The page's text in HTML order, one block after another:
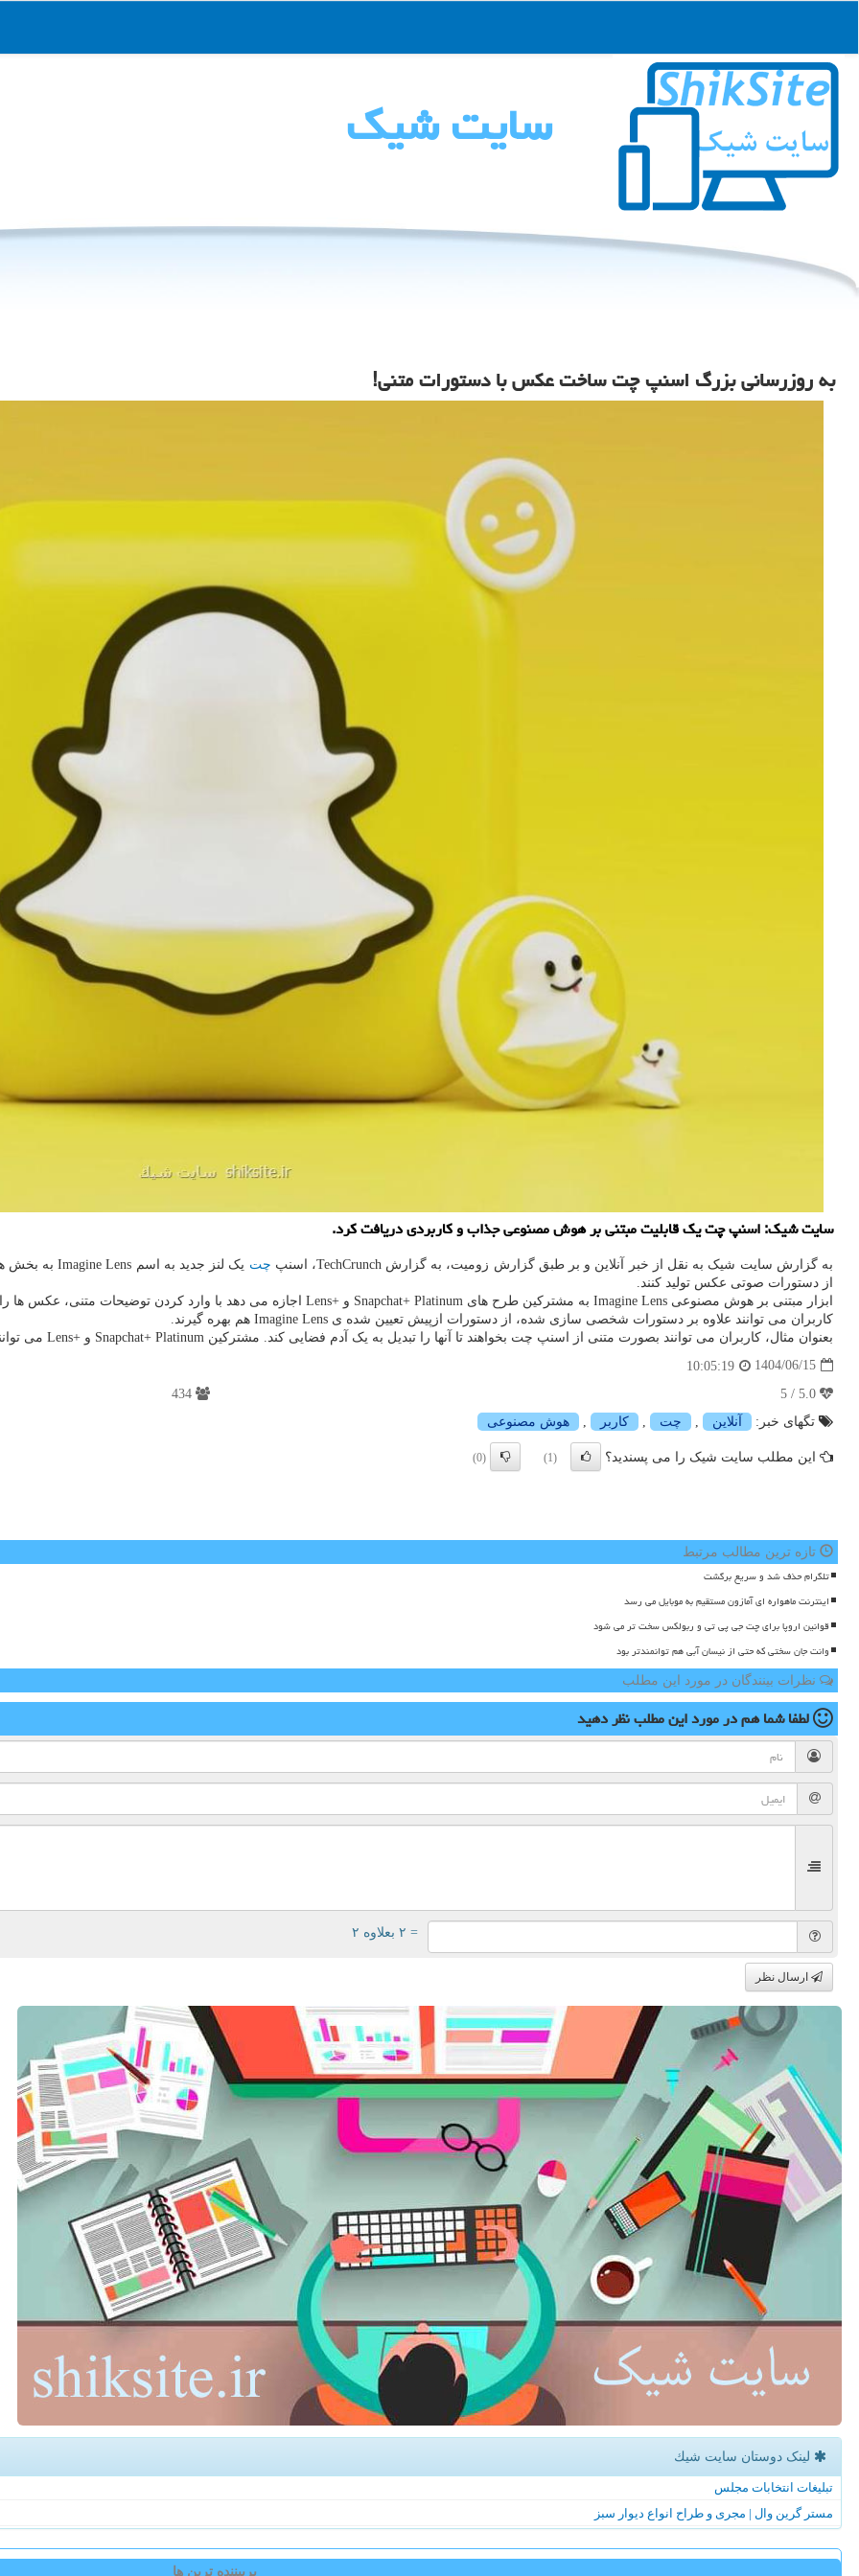
سایت شیك
به روزرسانی بزرگ اسنپ چت ساخت عکس با دستورات متنی!
سایت شیک: اسنپ چت یک قابلیت مبتنی بر هوش مصنوعی جذاب و کاربردی دریافت کرد.
به گزارش سایت شیک به نقل از خبر آنلاین و بر طبق گزارش زومیت، به گزارش TechCrunch، اسنپ
چت
از دستورات صوتی عکس تولید کنند.
ابزار مبتنی بر هوش مصنوعی Imagine Lens به مشترکین طرح های Snapchat+ Platinum و +Lens اجازه می دهد با وارد کردن توضیحات متنی، عکس ها را ویرایش و بازآفرینی کنند. تصاویر جدید قابل اشتراک گذاری خواهند بود.
کاربران می توانند علاوه بر دستورات شخصی سازی شده، از دستورات ازپیش تعیین شده ی Imagine Lens هم بهره گیرند.
بعنوان مثال، کاربران می توانند بصورت متنی از اسنپ چت بخواهند تا آنها را تبدیل به یک آدم فضایی کند. مشترکین Snapchat+ Platinum و +Lens می توانند لنز Imagine Lens را در بخش Exclusive پیدا کنند.
1404/06/15
10:05:19
تگهای خبر:
آنلاین , چت , كاربر , هوش مصنوعی
این مطلب سایت شیک را می پسندید؟ (1)
(0)
تازه ترین مطالب مرتبط
تلگرام حذف شد و سریع برگشت
اینترنت ماهواره ای آمازون مستقیم به موبایل می رسد
قوانین اروپا برای چت جی پی تی و ربولکس سخت تر می شود
وانت جان سختی که حتی از نیسان آبی هم توانمندتر بود
نظرات بینندگان در مورد این مطلب
لطفا شما همدر مورد این مطلبنظر دهید
= ۲ بعلاوه ۲
ارسال نظر
لینک دوستان سایت شیك
تبلیغات انتخابات مجلس
مستر گرین وال | مجری و طراح انواع دیوار سبز
پربیننده ترین ها